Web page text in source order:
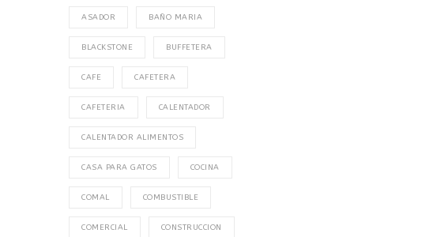
ASADOR BAÑO MARIA
BLACKSTONE BUFFETERA
CAFE CAFETERA
CAFETERIA CALENTADOR
CALENTADOR ALIMENTOS
CASA PARA GATOS COCINA
COMAL COMBUSTIBLE
COMERCIAL CONSTRUCCION